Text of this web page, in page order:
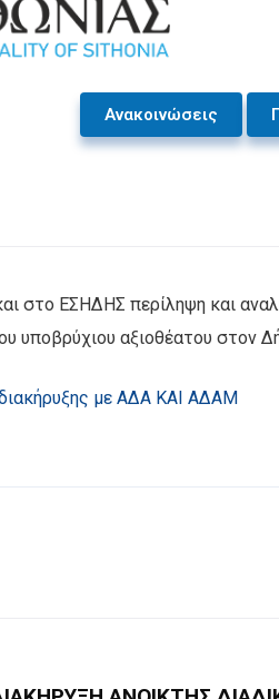
Ανακοινώσεις
στο ΕΣΗΔΗΣ περίληψη και
υποβρύχιου αξιοθέατου στον
με ΑΔΑ ΚΑΙ ΑΔΑΜ